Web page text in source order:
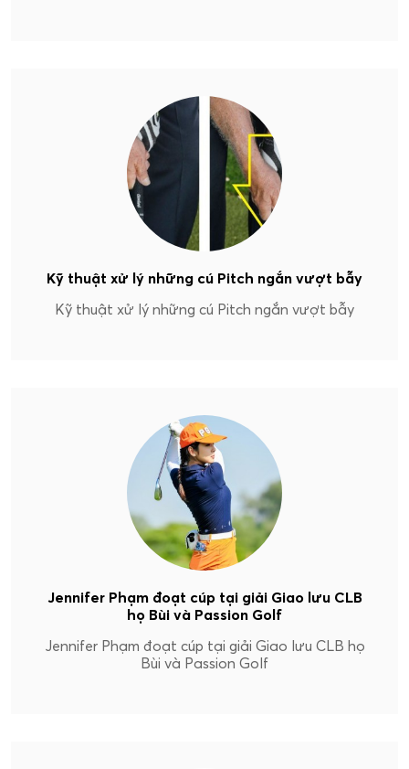
Kỹ thuật xử lý những cú Pitch ngắn vượt bẫy
Kỹ thuật xử lý những cú Pitch ngắn vượt bẫy
Jennifer Phạm đoạt cúp tại giải Giao lưu CLB
họ Bùi và Passion Golf
Jennifer Phạm đoạt cúp tại giải Giao lưu CLB họ
Bùi và Passion Golf